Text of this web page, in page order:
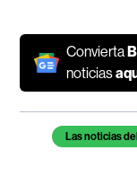
Convierta
noticias
Temas de este
Las noticias